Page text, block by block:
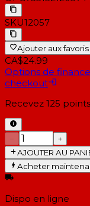
SKU12057
Ajouter aux favoris
CA$24.99
Options de
checkout
Recevez 125
−
+
AJOUTER AU
Acheter
Dispo en ligne